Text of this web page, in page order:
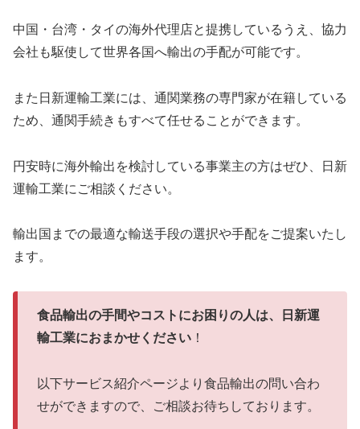
中国・台湾・タイの海外代理店と提携しているうえ、協力
会社も駆使して世界各国へ輸出の手配が可能です。
また日新運輸工業には、通関業務の専門家が在籍している
ため、通関手続きもすべて任せることができます。
円安時に海外輸出を検討している事業主の方はぜひ、日新
運輸工業にご相談ください。
輸出国までの最適な輸送手段の選択や手配をご提案いたし
ます。
食品輸出の手間やコストにお困りの人は、日新運
輸工業におまかせください ！
以下サービス紹介ページより食品輸出の問い合わ
せができますので、ご相談お待ちしております。